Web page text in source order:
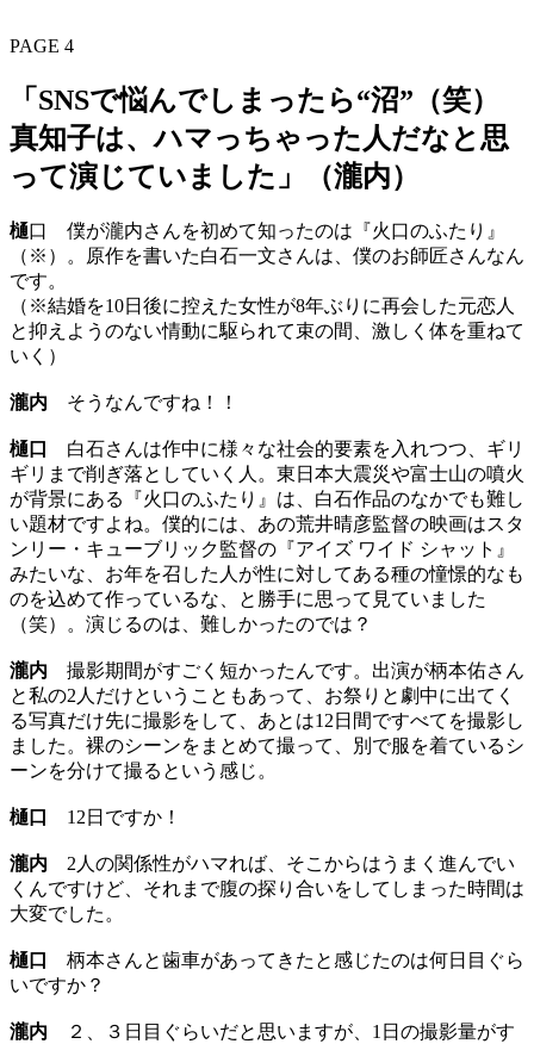
PAGE 4
「SNSで悩んでしまったら“沼”（笑）
真知子は、ハマっちゃった人だなと思
って演じていました」（瀧内）
樋口 僕が瀧内さんを初めて知ったのは『火口のふたり』
（※）。原作を書いた白石一文さんは、僕のお師匠さんなん
です。
（※結婚を10日後に控えた女性が8年ぶりに再会した元恋人
と抑えようのない情動に駆られて束の間、激しく体を重ねて
いく）
瀧内 そうなんですね！！
樋口
白石さんは作中に様々な社会的要素を入れつつ、ギリ
ギリまで削ぎ落としていく人。東日本大震災や富士山の噴火
が背景にある『火口のふたり』は、白石作品のなかでも難し
い題材ですよね。僕的には、あの荒井晴彦監督の映画はスタ
ンリー・キューブリック監督の『アイズ ワイド シャット』
みたいな、お年を召した人が性に対してある種の憧憬的なも
のを込めて作っているな、と勝手に思って見ていました
（笑）。演じるのは、難しかったのでは？
瀧内 撮影期間がすごく短かったんです。出演が柄本佑さん
と私の2人だけということもあって、お祭りと劇中に出てく
る写真だけ先に撮影をして、あとは12日間ですべてを撮影し
ました。裸のシーンをまとめて撮って、別で服を着ているシ
ーンを分けて撮るという感じ。
樋口 12日ですか！
瀧内 2人の関係性がハマれば、そこからはうまく進んでい
くんですけど、それまで腹の探り合いをしてしまった時間は
大変でした。
樋口
柄本さんと歯車があってきたと感じたのは何日目ぐら
いですか？
瀧内 ２、３日目ぐらいだと思いますが、1日の撮影量がす